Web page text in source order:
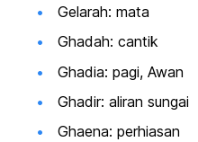
Gelarah: mata
Ghadah: cantik
Ghadia: pagi, Awan
Ghadir: aliran sungai
Ghaena: perhiasan